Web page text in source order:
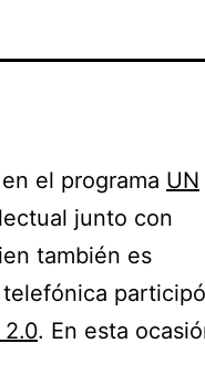
el programa UN
junto con
también es
participó
. En esta